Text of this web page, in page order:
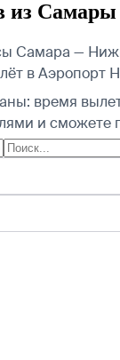
из
Самара —
в Аэропорт
время
и сможете